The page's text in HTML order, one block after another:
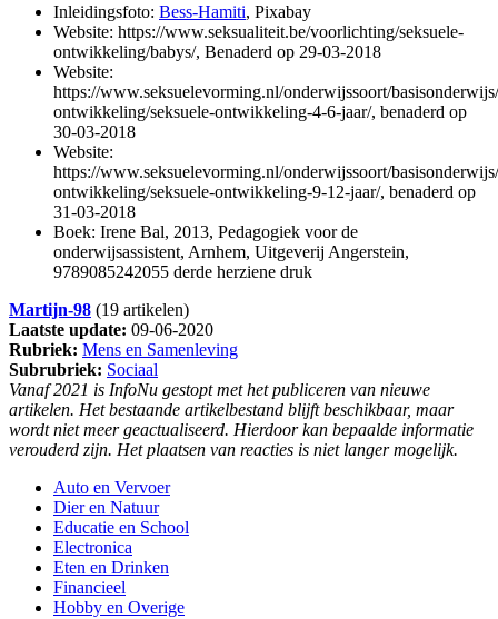
Inleidingsfoto: Bess-Hamiti, Pixabay
Website: https://www.seksualiteit.be/voorlichting/seksuele-
ontwikkeling/babys/, Benaderd op 29-03-2018
Website:
https://www.seksuelevorming.nl/onderwijssoort/
ontwikkeling/seksuele-ontwikkeling-4-6-jaar/, benaderd op
30-03-2018
Website:
https://www.seksuelevorming.nl/onderwijssoort/
ontwikkeling/seksuele-ontwikkeling-9-12-jaar/, benaderd op
31-03-2018
Boek: Irene Bal, 2013, Pedagogiek voor de
onderwijsassistent, Arnhem, Uitgeverij Angerstein,
9789085242055 derde herziene druk
Martijn-98 (19 artikelen)
Laatste update: 09-06-2020
Rubriek: Mens en Samenleving
Subrubriek: Sociaal
Vanaf 2021 is InfoNu gestopt met het publiceren van nieuwe
artikelen. Het bestaande artikelbestand blijft beschikbaar, maar
wordt niet meer geactualiseerd. Hierdoor kan bepaalde informatie
verouderd zijn. Het plaatsen van reacties is niet langer mogelijk.
Auto en Vervoer
Dier en Natuur
Educatie en School
Electronica
Eten en Drinken
Financieel
Hobby en Overige